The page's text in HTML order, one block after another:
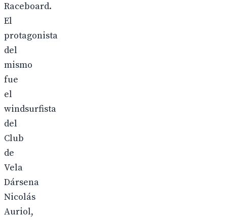
Raceboard.
El
protagonista
del
mismo
fue
el
windsurfista
del
Club
de
Vela
Dársena
Nicolás
Auriol,